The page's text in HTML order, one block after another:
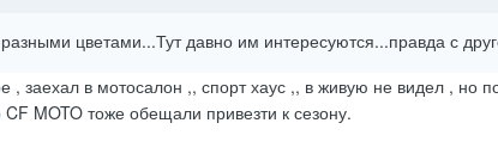
цветами...Тут давно им интересуются...правда с
заехал в мотосалон ,, спорт хаус ,, в живую не видел , но
MOTO тоже обещали привезти к сезону.